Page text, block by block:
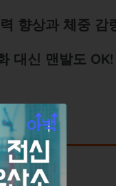
향상과 체중 감
대신 맨발도